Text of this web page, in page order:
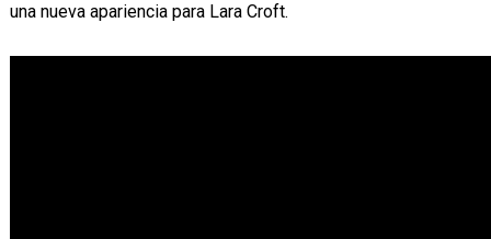
una nueva apariencia para Lara Croft.